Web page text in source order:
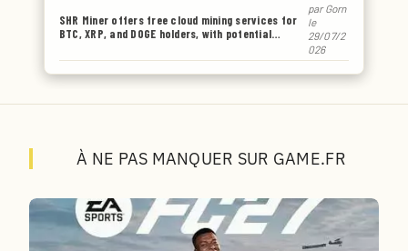
SHR Miner offers free cloud mining services for
BTC, XRP, and DOGE holders, with potential
parGorn
le
29/07/2
026
À NE PAS MANQUER SUR GAME.FR